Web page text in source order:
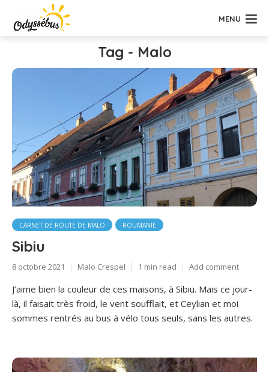
MENU
Tag - Malo
CARNET DE ROUTE DE MALO ROUMANIE
Sibiu
8 octobre 2021 Malo Crespel 1 min read Add comment
J’aime bien la couleur de ces maisons, à Sibiu. Mais ce jour-
là, il faisait très froid, le vent soufflait, et Ceylian et moi
sommes rentrés au bus à vélo tous seuls, sans les autres.